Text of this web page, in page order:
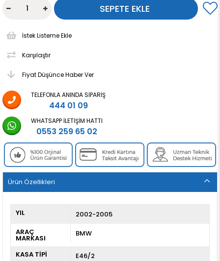
İstek Listeme Ekle
Karşılaştır
Fiyat Düşünce Haber Ver
TELEFONLA ANINDA SIPARIŞ
444 01 09
WHATSAPP İLETIŞIM HATTI
0553 259 65 02
Ürün Özellikleri
YIL
2002-2005
ARAÇ
MARKASI
BMW
KASA TİPİ
E46/2